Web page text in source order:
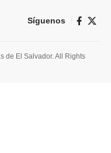
Síguenos
de El Salvador. All Rights